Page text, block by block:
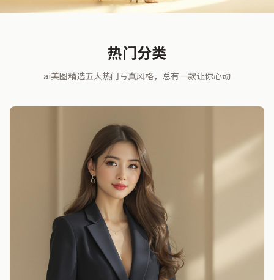
热门分类
ai美图精选五大热门写真风格，总有一款让你心动